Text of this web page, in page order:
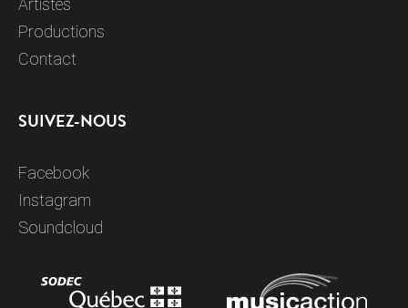
Artistes
Productions
Contact
SUIVEZ-NOUS
Facebook
Instagram
Soundcloud